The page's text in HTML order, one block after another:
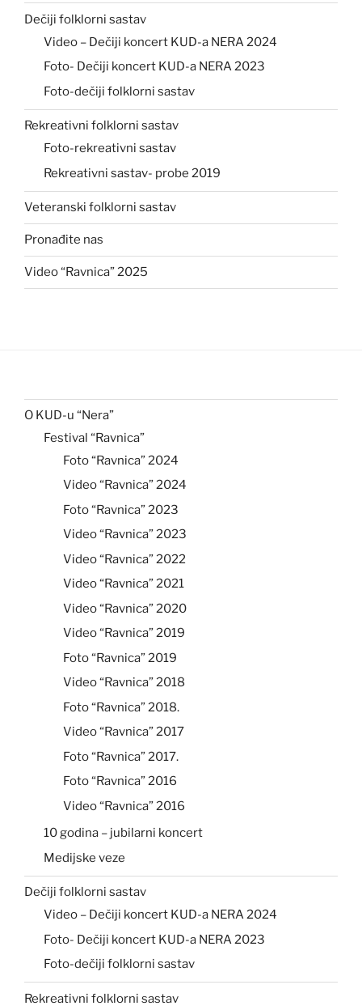
Dečiji folklorni sastav
Video – Dečiji koncert KUD-a NERA 2024
Foto- Dečiji koncert KUD-a NERA 2023
Foto-dečiji folklorni sastav
Rekreativni folklorni sastav
Foto-rekreativni sastav
Rekreativni sastav- probe 2019
Veteranski folklorni sastav
Pronađite nas
Video “Ravnica” 2025
O KUD-u “Nera”
Festival “Ravnica”
Foto “Ravnica” 2024
Video “Ravnica” 2024
Foto “Ravnica” 2023
Video “Ravnica” 2023
Video “Ravnica” 2022
Video “Ravnica” 2021
Video “Ravnica” 2020
Video “Ravnica” 2019
Foto “Ravnica” 2019
Video “Ravnica” 2018
Foto “Ravnica” 2018.
Video “Ravnica” 2017
Foto “Ravnica” 2017.
Foto “Ravnica” 2016
Video “Ravnica” 2016
10 godina – jubilarni koncert
Medijske veze
Dečiji folklorni sastav
Video – Dečiji koncert KUD-a NERA 2024
Foto- Dečiji koncert KUD-a NERA 2023
Foto-dečiji folklorni sastav
Rekreativni folklorni sastav